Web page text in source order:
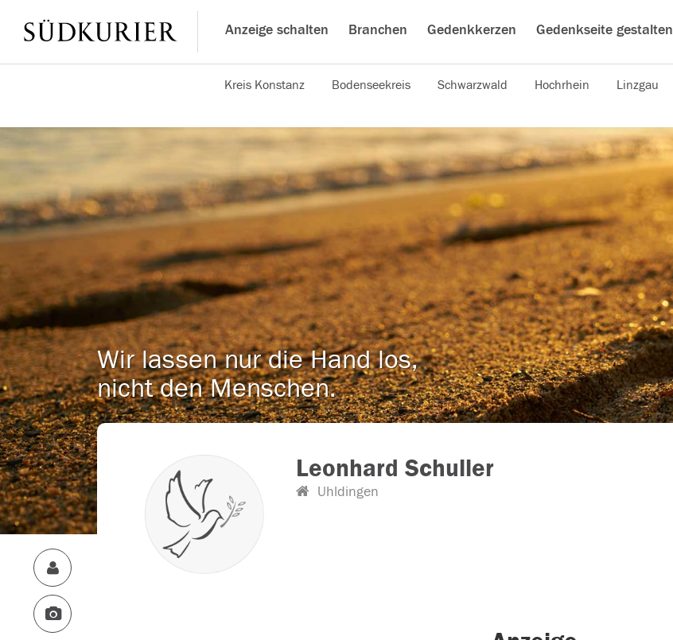
Anzeige schalten Branchen Gedenkkerzen Gedenkseite gestalten
Kreis Konstanz Bodenseekreis Schwarzwald Hochrhein Linzgau
Wir lassen nur die Hand los,
nicht den Menschen.
Leonhard Schuller
Uhldingen